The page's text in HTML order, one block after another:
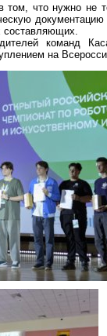
том, что нужно не
составляющих.
команд
на